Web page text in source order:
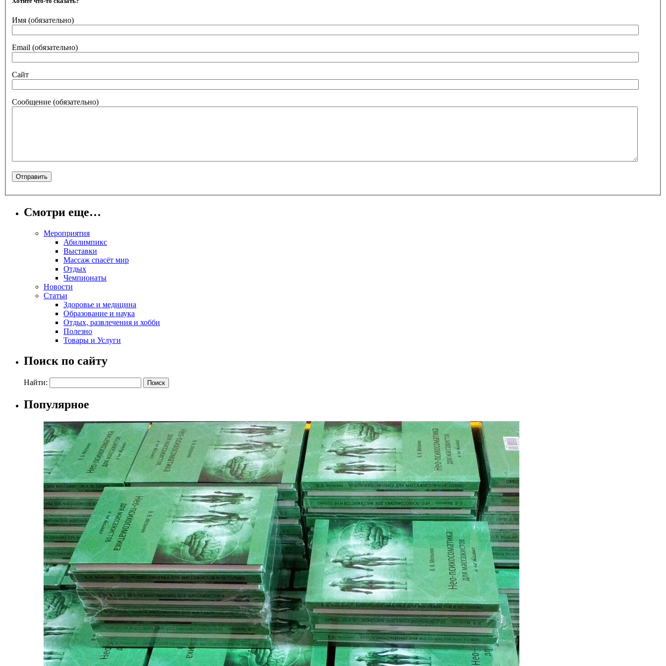
Имя (обязательно)
Email (обязательно)
Сайт
Сообщение (обязательно)
Смотри еще…
Мероприятия
Абилимпикс
Выставки
Массаж спасёт мир
Отдых
Чемпионаты
Новости
Статьи
Здоровье и медицина
Образование и наука
Отдых, развлечения и хобби
Полезно
Товары и Услуги
Поиск по сайту
Найти:
Популярное